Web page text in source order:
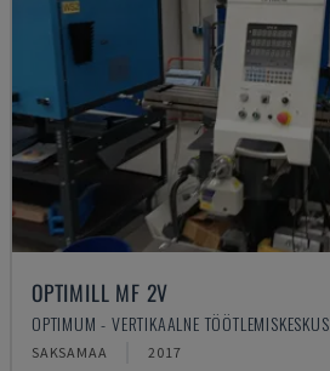
OPTIMILL MF 2V
OPTIMUM - VERTIKAALNE TÖÖTLEMISKESKUS
SAKSAMAA 2017